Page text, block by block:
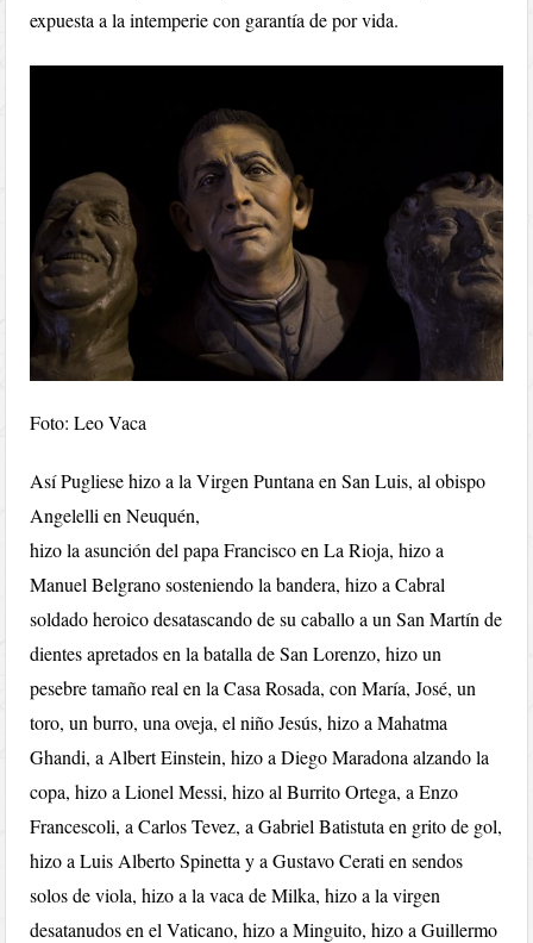
expuesta a la intemperie con garantía de por vida.
Foto: Leo Vaca
Así Pugliese hizo a la Virgen Puntana en San Luis, al obispo
Angelelli en Neuquén,
hizo la asunción del papa Francisco en La Rioja, hizo a
Manuel Belgrano sosteniendo la bandera, hizo a Cabral
soldado heroico desatascando de su caballo a un San Martín de
dientes apretados en la batalla de San Lorenzo, hizo un
pesebre tamaño real en la Casa Rosada, con María, José, un
toro, un burro, una oveja, el niño Jesús, hizo a Mahatma
Ghandi, a Albert Einstein, hizo a Diego Maradona alzando la
copa, hizo a Lionel Messi, hizo al Burrito Ortega, a Enzo
Francescoli, a Carlos Tevez, a Gabriel Batistuta en grito de gol,
hizo a Luis Alberto Spinetta y a Gustavo Cerati en sendos
solos de viola, hizo a la vaca de Milka, hizo a la virgen
desatanudos en el Vaticano, hizo a Minguito, hizo a Guillermo